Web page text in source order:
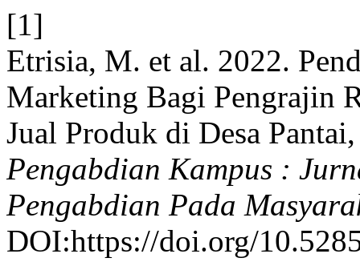
[1]
Etrisia, M. et al. 2022.
Marketing Bagi Pengrajin
Jual Produk di Desa
Pengabdian Kampus :
Pengabdian Pada
DOI:https://doi.org/